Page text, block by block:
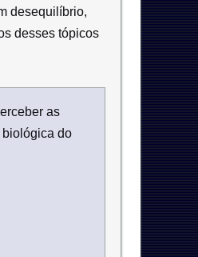
desequilíbrio,
desses tópicos
as
biológica do